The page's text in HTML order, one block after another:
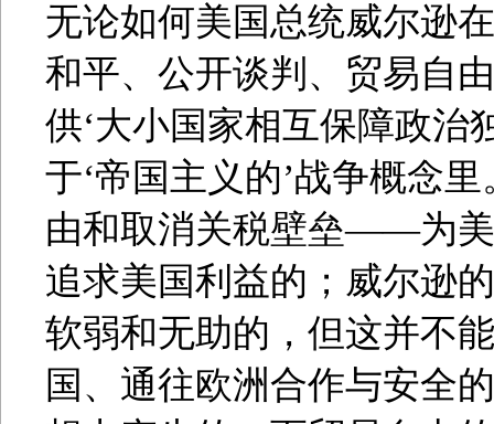
无论如何美国总统威尔逊
和平、公开谈判、贸易自
供‘大小国家相互保障政治
于‘帝国主义的’战争概念
由和取消关税壁垒——为
追求美国利益的；威尔逊
软弱和无助的，但这并不
国、通往欧洲合作与安全